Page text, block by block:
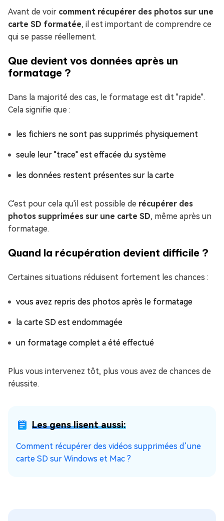
Avant de voir comment récupérer des photos sur une
carte SD formatée, il est important de comprendre ce
qui se passe réellement.
Que devient vos données après un
formatage ?
Dans la majorité des cas, le formatage est dit "rapide".
Cela signifie que :
les fichiers ne sont pas supprimés physiquement
seule leur "trace" est effacée du système
les données restent présentes sur la carte
C'est pour cela qu'il est possible de récupérer des
photos supprimées sur une carte SD, même après un
formatage.
Quand la récupération devient difficile ?
Certaines situations réduisent fortement les chances :
vous avez repris des photos après le formatage
la carte SD est endommagée
un formatage complet a été effectué
Plus vous intervenez tôt, plus vous avez de chances de
réussite.
Les gens lisent aussi:
Comment récupérer des vidéos supprimées d’une
carte SD sur Windows et Mac ?